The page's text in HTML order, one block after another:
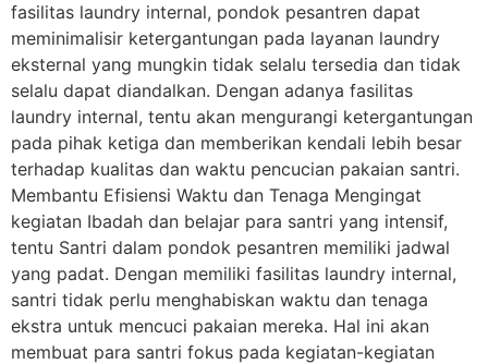
fasilitas laundry internal, pondok pesantren dapat
meminimalisir ketergantungan pada layanan laundry
eksternal yang mungkin tidak selalu tersedia dan tidak
selalu dapat diandalkan. Dengan adanya fasilitas
laundry internal, tentu akan mengurangi ketergantungan
pada pihak ketiga dan memberikan kendali lebih besar
terhadap kualitas dan waktu pencucian pakaian santri.
Membantu Efisiensi Waktu dan Tenaga Mengingat
kegiatan Ibadah dan belajar para santri yang intensif,
tentu Santri dalam pondok pesantren memiliki jadwal
yang padat. Dengan memiliki fasilitas laundry internal,
santri tidak perlu menghabiskan waktu dan tenaga
ekstra untuk mencuci pakaian mereka. Hal ini akan
membuat para santri fokus pada kegiatan-kegiatan